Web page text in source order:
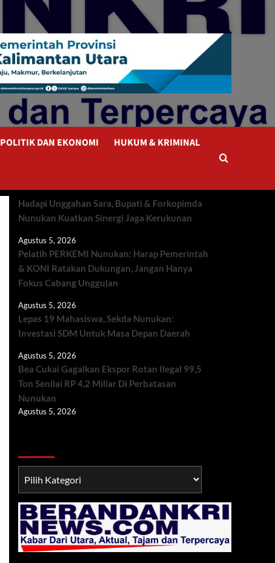
POLITIK DAN EKONOMI HUKUM & KRIMINAL
Hadapi Unggahan Sara, Bupati & Forkopimda
Nunukan Kuatkan Sinergi Jaga Kerukunan
Agustus 5, 2026
Pelatih PERKEMI Nunukan: Harap Pemerintah
& KONI Ratakan Dukungan, Jangan Hanya
Fokus Cabang Unggulan
Agustus 5, 2026
Lepas 19 Mahasiswa, Sekda Nunukan:
Investasi SDM Untuk Masa Depan Daerah
Agustus 5, 2026
Bea Cukai Gagalkan Ekspor Rotan Ilegal 99,5
Ton Senilai RP 4,2 Miliar Di Perbatasan
Nunukan
Agustus 5, 2026
TNI/POLRI